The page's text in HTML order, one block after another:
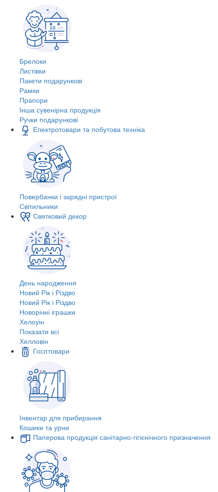
Брелоки
Листівки
Пакети подарункові
Рамки
Прапори
Інша сувенірна продукція
Ручки подарункові
Електротовари та побутова техніка
Повербанки і зарядні пристрої
Світильники
Святковий декор
День народження
Новий Рік і Різдво
Новий Рік і Різдво
Новорічні іграшки
Хелоуін
Показати всі
Хелловін
Госптовари
Інвентар для прибирання
Кошики та урни
Паперова продукція санітарно-гігієнічного призначення